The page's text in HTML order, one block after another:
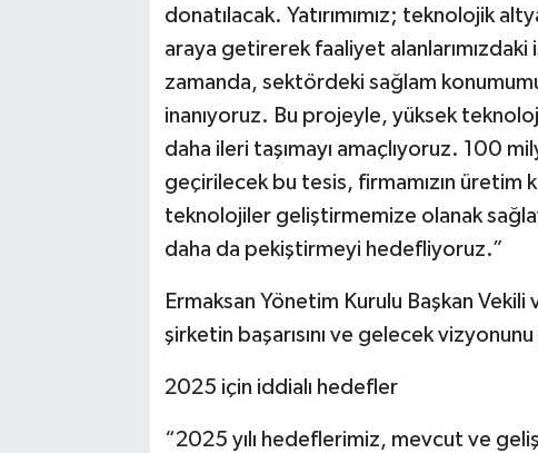
donatılacak. Yatırımımız; teknolojik
araya getirerek faaliyet
zamanda, sektördeki sağlam
inanıyoruz. Bu projeyle, yüksek
daha ileri taşımayı amaçlıyoruz. 100
geçirilecek bu tesis, firmamızın üretim
teknolojiler geliştirmemize olanak
daha da pekiştirmeyi hedefliyoruz.”
Ermaksan Yönetim Kurulu Başkan
şirketin başarısını ve gelecek
2025 için iddialı hedefler
“2025 yılı hedeflerimiz, mevcut ve